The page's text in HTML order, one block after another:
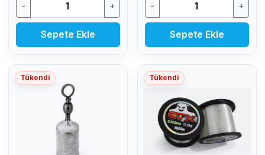
- +
Sepete Ekle
- +
Sepete Ekle
Tükendi Tükendi